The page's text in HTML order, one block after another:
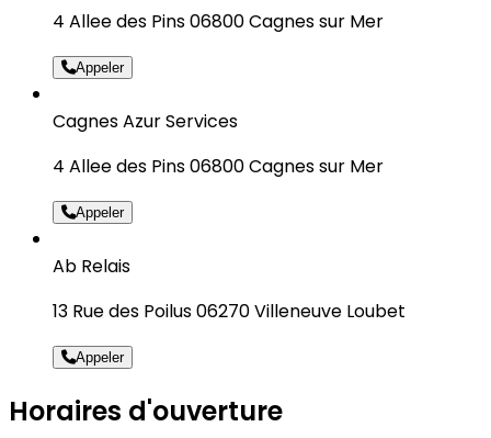
4 Allee des Pins 06800 Cagnes sur Mer
Appeler
Cagnes Azur Services
4 Allee des Pins 06800 Cagnes sur Mer
Appeler
Ab Relais
13 Rue des Poilus 06270 Villeneuve Loubet
Appeler
Horaires d'ouverture